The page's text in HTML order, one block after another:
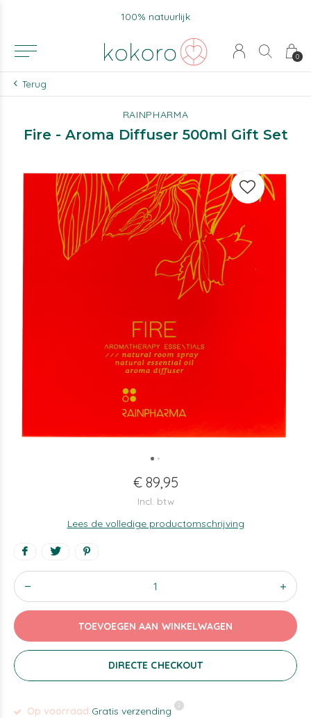
0
100% natuurlijk
Terug
RAINPHARMA
Fire - Aroma Diffuser 500ml Gift Set
€ 89,95
Incl. btw
Lees de volledige productomschrijving
TOEVOEGEN AAN WINKELWAGEN
DIRECTE CHECKOUT
Op voorraad Gratis verzending